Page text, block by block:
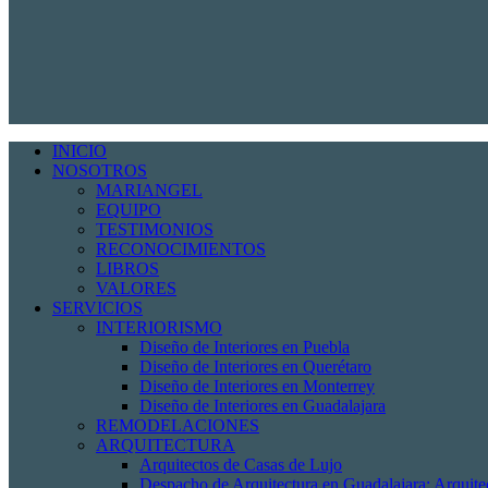
INICIO
NOSOTROS
MARIANGEL
EQUIPO
TESTIMONIOS
RECONOCIMIENTOS
LIBROS
VALORES
SERVICIOS
INTERIORISMO
Diseño de Interiores en Puebla
Diseño de Interiores en Querétaro
Diseño de Interiores en Monterrey
Diseño de Interiores en Guadalajara
REMODELACIONES
ARQUITECTURA
Arquitectos de Casas de Lujo
Despacho de Arquitectura en Guadalajara: